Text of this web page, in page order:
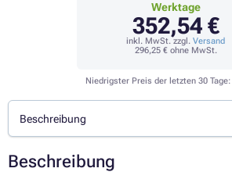
Werktage
352,54 €
inkl. MwSt. zzgl. Versand
296,25 €ohne MwSt.
Niedrigster Preis der letzten 30 Tage:
Beschreibung
Beschreibung